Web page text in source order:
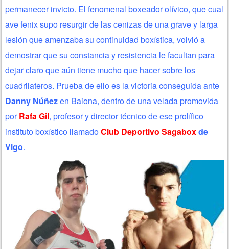
permanecer invicto. El fenomenal boxeador olívico, que cual
ave fenix supo resurgir de las cenizas de una grave y larga
lesión que amenzaba su continuidad boxística, volvió a
demostrar que su constancia y resistencia le facultan para
dejar claro que aún tiene mucho que hacer sobre los
cuadrilateros. Prueba de ello es la victoria conseguida ante
Danny Núñezen Baiona, dentro de una velada promovida
porRafa Gil, profesor y director técnico de ese prolífico
instituto boxístico llamadoClub Deportivo Sagaboxde
Vigo.